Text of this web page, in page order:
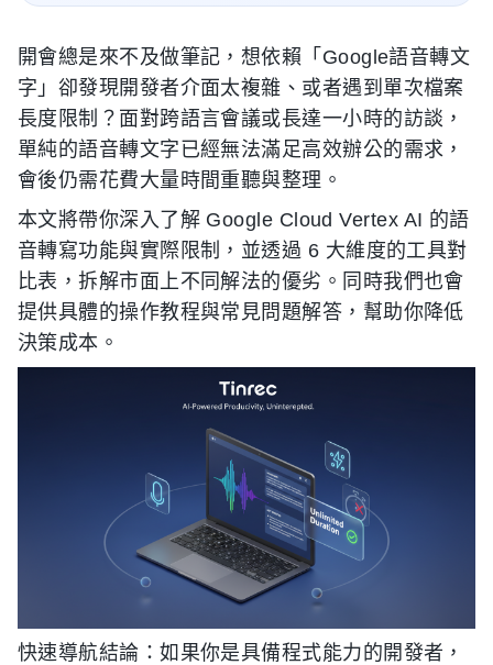
開會總是來不及做筆記，想依賴「Google語音轉文
字」卻發現開發者介面太複雜、或者遇到單次檔案
長度限制？面對跨語言會議或長達一小時的訪談，
單純的語音轉文字已經無法滿足高效辦公的需求，
會後仍需花費大量時間重聽與整理。
本文將帶你深入了解 Google Cloud Vertex AI 的語
音轉寫功能與實際限制，並透過 6 大維度的工具對
比表，拆解市面上不同解法的優劣。同時我們也會
提供具體的操作教程與常見問題解答，幫助你降低
決策成本。
快速導航結論：如果你是具備程式能力的開發者，